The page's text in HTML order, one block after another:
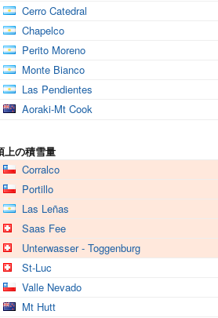
Cerro Catedral
Chapelco
Perito Moreno
Monte Bianco
Las Pendientes
Aoraki-Mt Cook
上の積雪量
Corralco
Portillo
Las Leñas
Saas Fee
Unterwasser - Toggenburg
St-Luc
Valle Nevado
Mt Hutt